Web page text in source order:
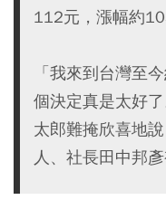
112元，漲幅約
「我來到台灣至
個決定真是太好
太郎難掩欣喜地
人、社長田中邦